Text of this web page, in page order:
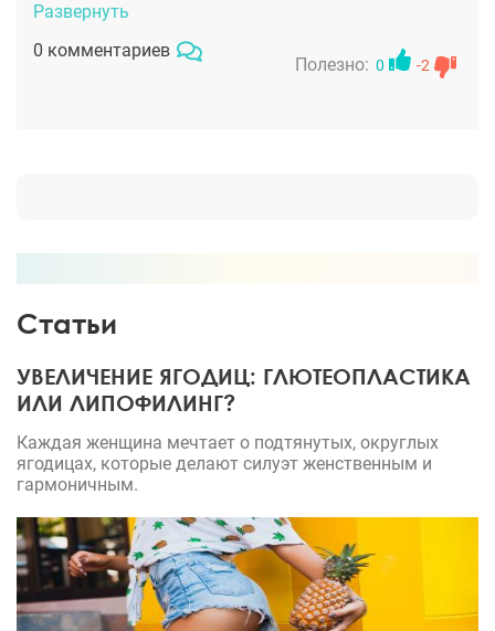
Развернуть
0 комментариев
Полезно: 0 -2
Статьи
УВЕЛИЧЕНИЕ ЯГОДИЦ: ГЛЮТЕОПЛАСТИКА
ИЛИ ЛИПОФИЛИНГ?
Каждая женщина мечтает о подтянутых, округлых
ягодицах, которые делают силуэт женственным и
гармоничным.